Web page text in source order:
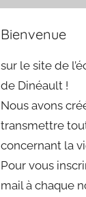
Bienvenue
sur le site de
de Dinéault !
Nous avons
transmettre
concernant la
Pour vous
mail à chaque